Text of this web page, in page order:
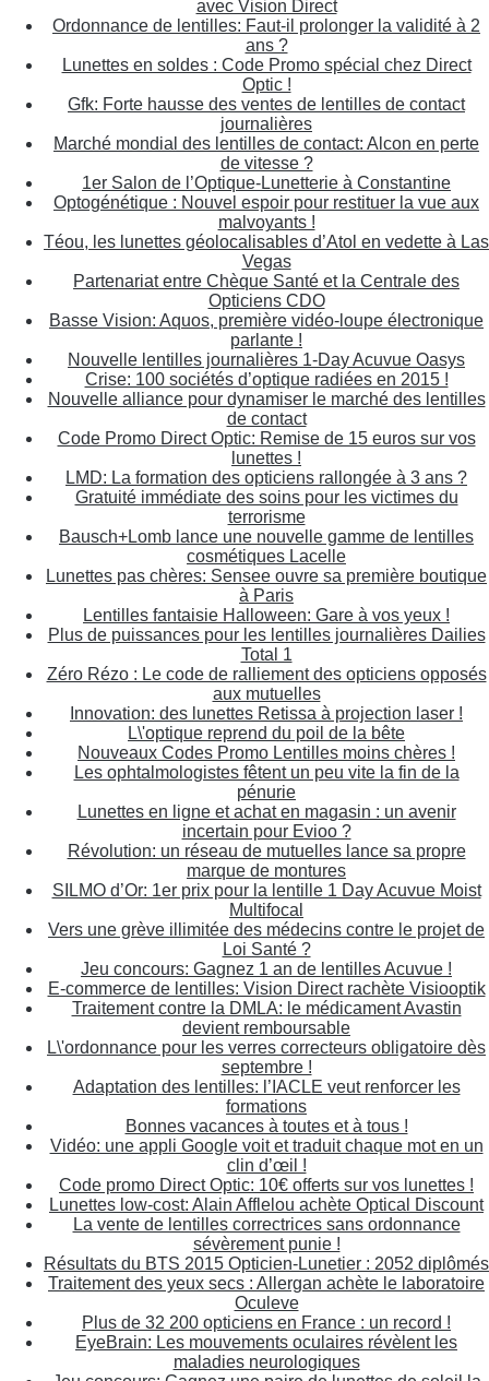
avec Vision Direct
Ordonnance de lentilles: Faut-il prolonger la validité à 2
ans ?
Lunettes en soldes : Code Promo spécial chez Direct
Optic !
Gfk: Forte hausse des ventes de lentilles de contact
journalières
Marché mondial des lentilles de contact: Alcon en perte
de vitesse ?
1er Salon de l’Optique-Lunetterie à Constantine
Optogénétique : Nouvel espoir pour restituer la vue aux
malvoyants !
Téou, les lunettes géolocalisables d’Atol en vedette à Las
Vegas
Partenariat entre Chèque Santé et la Centrale des
Opticiens CDO
Basse Vision: Aquos, première vidéo-loupe électronique
parlante !
Nouvelle lentilles journalières 1-Day Acuvue Oasys
Crise: 100 sociétés d’optique radiées en 2015 !
Nouvelle alliance pour dynamiser le marché des lentilles
de contact
Code Promo Direct Optic: Remise de 15 euros sur vos
lunettes !
LMD: La formation des opticiens rallongée à 3 ans ?
Gratuité immédiate des soins pour les victimes du
terrorisme
Bausch+Lomb lance une nouvelle gamme de lentilles
cosmétiques Lacelle
Lunettes pas chères: Sensee ouvre sa première boutique
à Paris
Lentilles fantaisie Halloween: Gare à vos yeux !
Plus de puissances pour les lentilles journalières Dailies
Total 1
Zéro Rézo : Le code de ralliement des opticiens opposés
aux mutuelles
Innovation: des lunettes Retissa à projection laser !
L\'optique reprend du poil de la bête
Nouveaux Codes Promo Lentilles moins chères !
Les ophtalmologistes fêtent un peu vite la fin de la
pénurie
Lunettes en ligne et achat en magasin : un avenir
incertain pour Evioo ?
Révolution: un réseau de mutuelles lance sa propre
marque de montures
SILMO d’Or: 1er prix pour la lentille 1 Day Acuvue Moist
Multifocal
Vers une grève illimitée des médecins contre le projet de
Loi Santé ?
Jeu concours: Gagnez 1 an de lentilles Acuvue !
E-commerce de lentilles: Vision Direct rachète Visiooptik
Traitement contre la DMLA: le médicament Avastin
devient remboursable
L\'ordonnance pour les verres correcteurs obligatoire dès
septembre !
Adaptation des lentilles: l’IACLE veut renforcer les
formations
Bonnes vacances à toutes et à tous !
Vidéo: une appli Google voit et traduit chaque mot en un
clin d’œil !
Code promo Direct Optic: 10€ offerts sur vos lunettes !
Lunettes low-cost: Alain Afflelou achète Optical Discount
La vente de lentilles correctrices sans ordonnance
sévèrement punie !
Résultats du BTS 2015 Opticien-Lunetier : 2052 diplômés
Traitement des yeux secs : Allergan achète le laboratoire
Oculeve
Plus de 32 200 opticiens en France : un record !
EyeBrain: Les mouvements oculaires révèlent les
maladies neurologiques